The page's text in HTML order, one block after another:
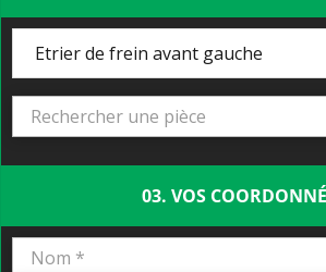
Etrier de frein avant gauche
03. VOS